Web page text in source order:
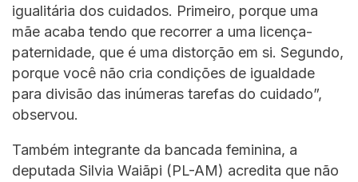
igualitária dos cuidados. Primeiro, porque uma
mãe acaba tendo que recorrer a uma licença-
paternidade, que é uma distorção em si. Segundo,
porque você não cria condições de igualdade
para divisão das inúmeras tarefas do cuidado”,
observou.
Também integrante da bancada feminina, a
deputada Silvia Waiãpi (PL-AM) acredita que não